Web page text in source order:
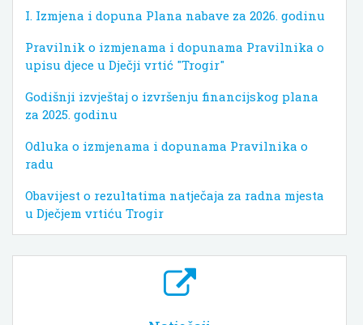
I. Izmjena i dopuna Plana nabave za 2026. godinu
Pravilnik o izmjenama i dopunama Pravilnika o
upisu djece u Dječji vrtić "Trogir"
Godišnji izvještaj o izvršenju financijskog plana
za 2025. godinu
Odluka o izmjenama i dopunama Pravilnika o
radu
Obavijest o rezultatima natječaja za radna mjesta
u Dječjem vrtiću Trogir